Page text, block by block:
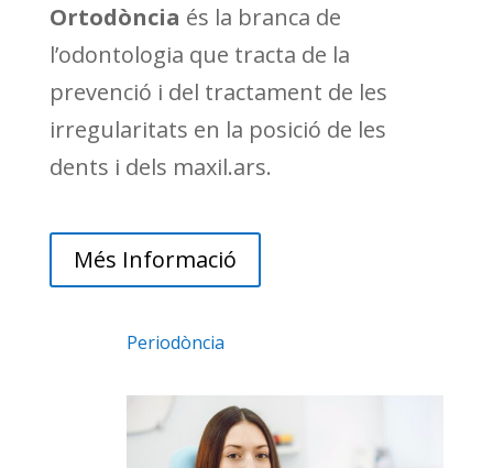
Ortodòncia és la branca de
l’odontologia que tracta de la
prevenció i del tractament de les
irregularitats en la posició de les
dents i dels maxil.ars.
Més Informació
Periodòncia